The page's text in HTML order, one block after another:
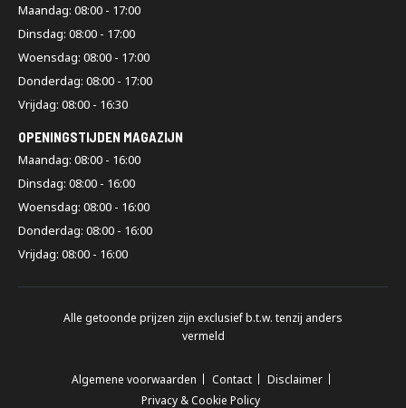
Maandag: 08:00 - 17:00
Dinsdag: 08:00 - 17:00
Woensdag: 08:00 - 17:00
Donderdag: 08:00 - 17:00
Vrijdag: 08:00 - 16:30
OPENINGSTIJDEN MAGAZIJN
Maandag: 08:00 - 16:00
Dinsdag: 08:00 - 16:00
Woensdag: 08:00 - 16:00
Donderdag: 08:00 - 16:00
Vrijdag: 08:00 - 16:00
Alle getoonde prijzen zijn exclusief b.t.w. tenzij anders
vermeld
Algemene voorwaarden Contact
Disclaimer
Privacy & Cookie Policy